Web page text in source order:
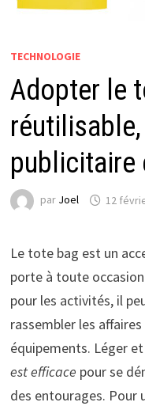
TECHNOLOGIE
Adopter le
publicitaire
par Joel 12
Le tote bag est un
porte à toute
pour les activités, il
rassembler les
équipements. Léger
est efficace pour se
des entourages. Pour